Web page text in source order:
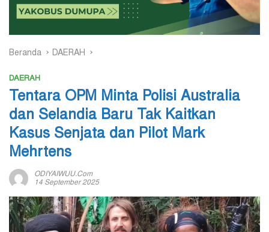
Beranda DAERAH
DAERAH
Tentara OPM Minta Polisi Australia
dan Selandia Baru Tak Kaitkan
Kasus Senjata dan Pilot Mark
Mehrtens
ODIYAIWUU.com
14 September 2025